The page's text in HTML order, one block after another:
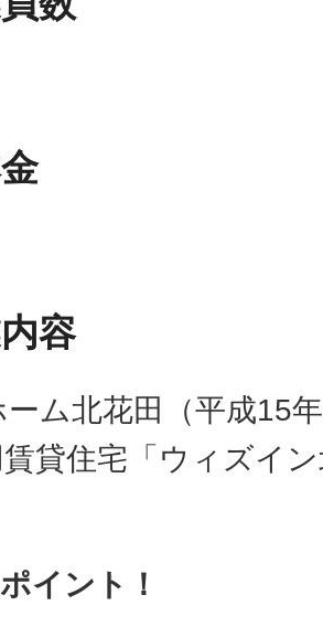
容
ム北花田（平成15
貸住宅「ウィズイ
イント！